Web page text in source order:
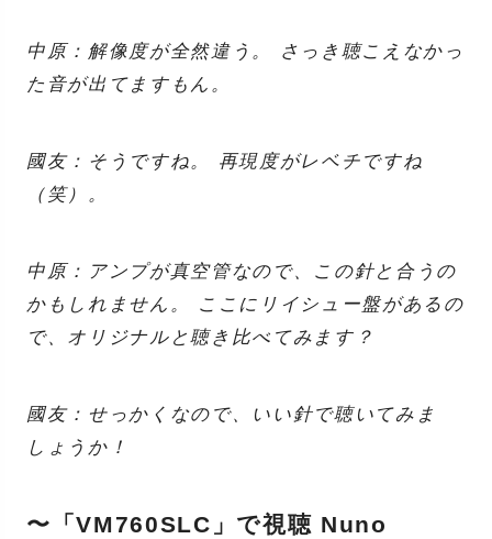
中原：解像度が全然違う。 さっき聴こえなかっ
た音が出てますもん。
國友：そうですね。 再現度がレベチですね
（笑）。
中原：アンプが真空管なので、この針と合うの
かもしれません。 ここにリイシュー盤があるの
で、オリジナルと聴き比べてみます？
國友：せっかくなので、いい針で聴いてみま
しょうか！
〜「VM760SLC」で視聴 Nuno